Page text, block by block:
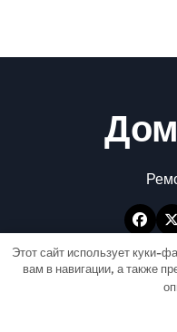
Этот сайт использует куки-
вам в навигации, а также